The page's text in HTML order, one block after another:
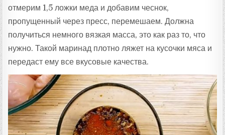
отмерим 1,5 ложки меда и добавим чеснок,
пропущенный через пресс, перемешаем. Должна
получиться немного вязкая масса, это как раз то, что
нужно. Такой маринад плотно ляжет на кусочки мяса и
передаст ему все вкусовые качества.